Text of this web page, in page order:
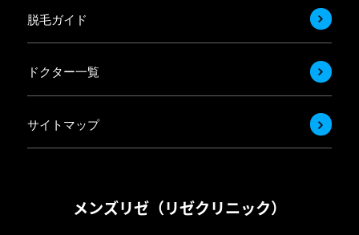
脱毛ガイド
ドクター一覧
サイトマップ
メンズリゼ（リゼクリニック）